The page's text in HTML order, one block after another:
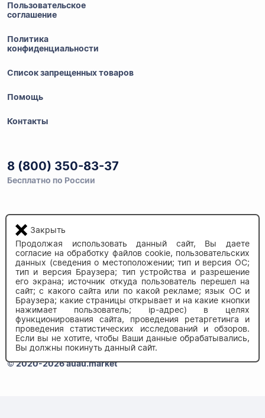
Пользовательское
соглашение
Политика
конфиденциальности
Список запрещенных товаров
Помощь
Контакты
8 (800) 350-83-37
Бесплатно по России
Напишите нам
info@auau.market
236027, г.Калининград
ул.Калязинская 6, оф. 2
© 2020-2026 auau.market
Закрыть
Продолжая использовать данный сайт, Вы даете
согласие на обработку файлов cookie, пользовательских
данных (сведения о местоположении; тип и версия ОС;
тип и версия Браузера; тип устройства и разрешение
его экрана; источник откуда пользователь перешел на
сайт; с какого сайта или по какой рекламе; язык ОС и
Браузера; какие страницы открывает и на какие кнопки
нажимает пользователь; ip-адрес) в целях
функционирования сайта, проведения ретаргетинга и
проведения статистических исследований и обзоров.
Если вы не хотите, чтобы Ваши данные обрабатывались,
Вы должны покинуть данный сайт.